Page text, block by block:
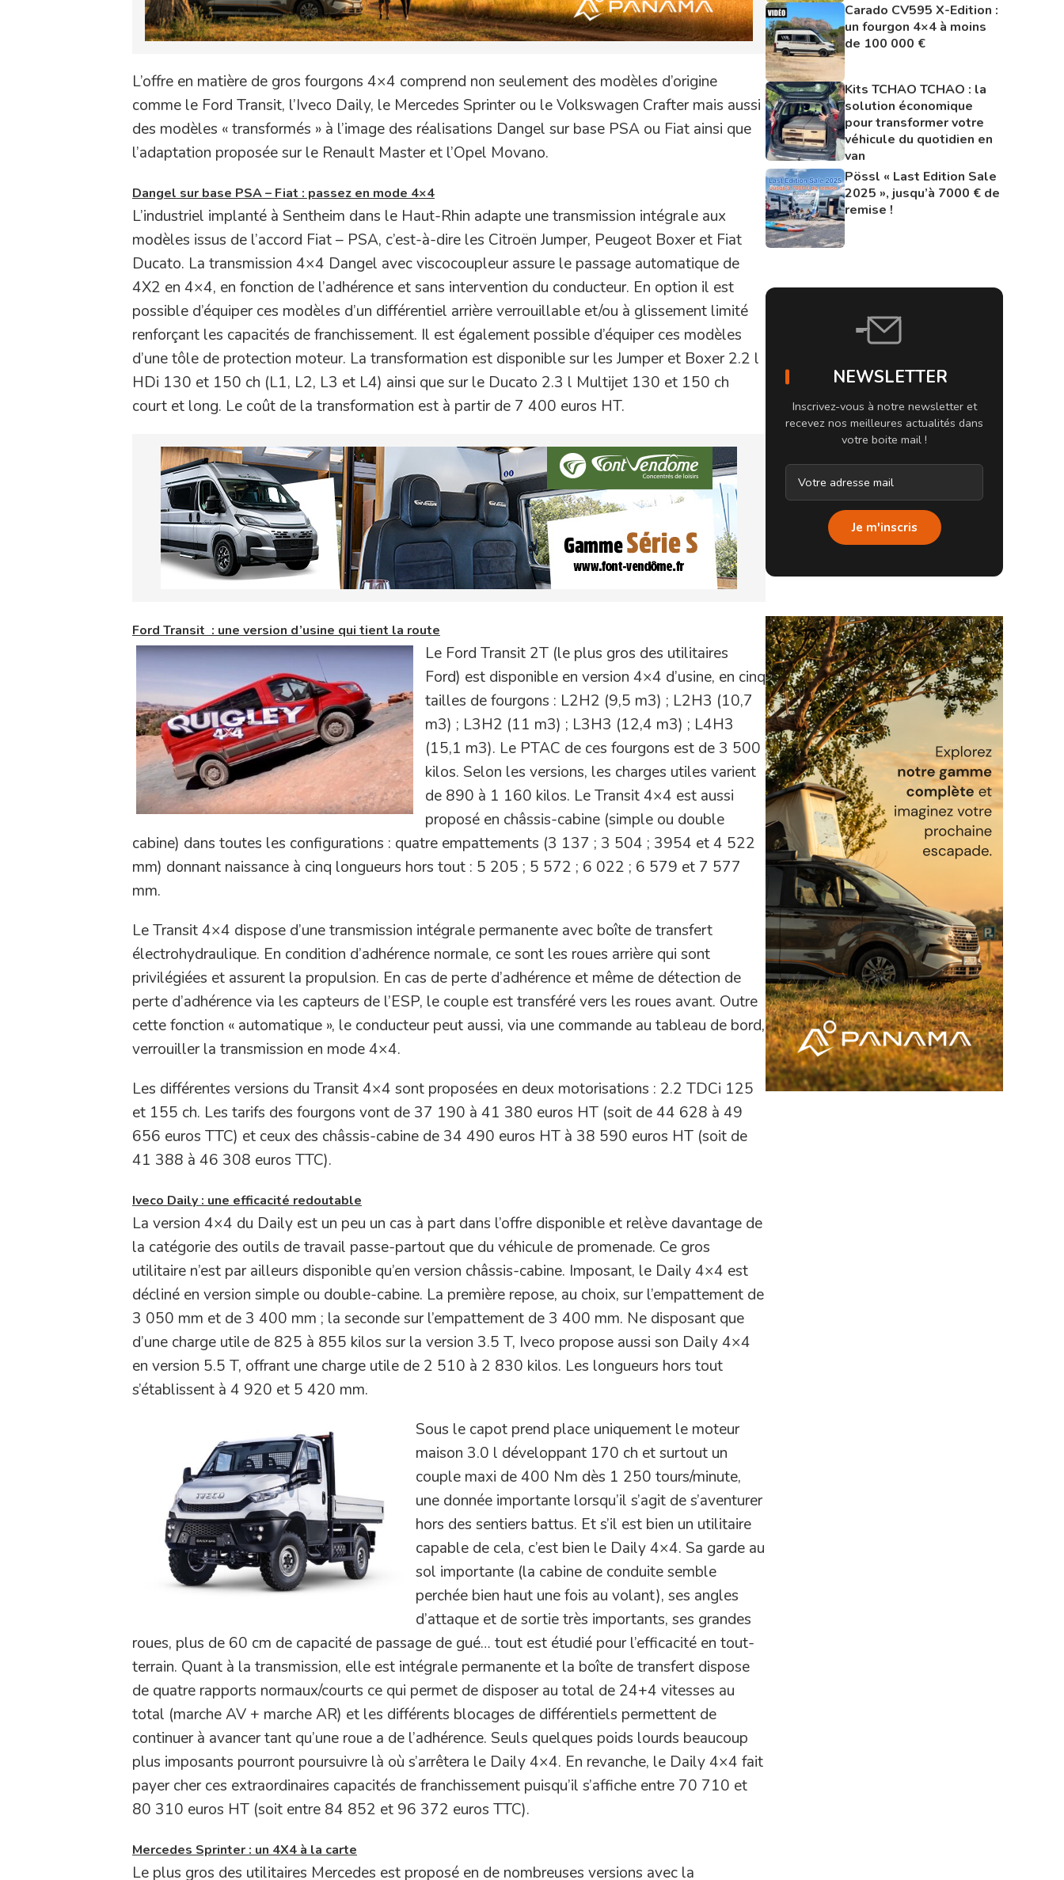
L’offre en matière de gros fourgons 4×4 comprend non seulement des modèles d’origine
comme le Ford Transit, l’Iveco Daily, le Mercedes Sprinter ou le Volkswagen Crafter mais aussi
des modèles « transformés » à l’image des réalisations Dangel sur base PSA ou Fiat ainsi que
l’adaptation proposée sur le Renault Master et l’Opel Movano.
Dangel sur base PSA – Fiat : passez en mode 4×4
L’industriel implanté à Sentheim dans le Haut-Rhin adapte une transmission intégrale aux
modèles issus de l’accord Fiat – PSA, c’est-à-dire les Citroën Jumper, Peugeot Boxer et Fiat
Ducato. La transmission 4×4 Dangel avec viscocoupleur assure le passage automatique de
4X2 en 4×4, en fonction de l’adhérence et sans intervention du conducteur. En option il est
possible d’équiper ces modèles d’un différentiel arrière verrouillable et/ou à glissement limité
renforçant les capacités de franchissement. Il est également possible d’équiper ces modèles
d’une tôle de protection moteur. La transformation est disponible sur les Jumper et Boxer 2.2 l
HDi 130 et 150 ch (L1, L2, L3 et L4) ainsi que sur le Ducato 2.3 l Multijet 130 et 150 ch
court et long. Le coût de la transformation est à partir de 7 400 euros HT.
Ford Transit : une version d’usine qui tient la route
Le Ford Transit 2T (le plus gros des utilitaires
Ford) est disponible en version 4×4 d’usine, en cinq
tailles de fourgons : L2H2 (9,5 m3) ; L2H3 (10,7
m3) ; L3H2 (11 m3) ; L3H3 (12,4 m3) ; L4H3
(15,1 m3). Le PTAC de ces fourgons est de 3 500
kilos. Selon les versions, les charges utiles varient
de 890 à 1 160 kilos. Le Transit 4×4 est aussi
proposé en châssis-cabine (simple ou double
cabine) dans toutes les configurations : quatre empattements (3 137 ; 3 504 ; 3954 et 4 522
mm) donnant naissance à cinq longueurs hors tout : 5 205 ; 5 572 ; 6 022 ; 6 579 et 7 577
mm.
Le Transit 4×4 dispose d’une transmission intégrale permanente avec boîte de transfert
électrohydraulique. En condition d’adhérence normale, ce sont les roues arrière qui sont
privilégiées et assurent la propulsion. En cas de perte d’adhérence et même de détection de
perte d’adhérence via les capteurs de l’ESP, le couple est transféré vers les roues avant. Outre
cette fonction « automatique », le conducteur peut aussi, via une commande au tableau de bord,
verrouiller la transmission en mode 4×4.
Les différentes versions du Transit 4×4 sont proposées en deux motorisations : 2.2 TDCi 125
et 155 ch. Les tarifs des fourgons vont de 37 190 à 41 380 euros HT (soit de 44 628 à 49
656 euros TTC) et ceux des châssis-cabine de 34 490 euros HT à 38 590 euros HT (soit de
41 388 à 46 308 euros TTC).
Iveco Daily : une efficacité redoutable
La version 4×4 du Daily est un peu un cas à part dans l’offre disponible et relève davantage de
la catégorie des outils de travail passe-partout que du véhicule de promenade. Ce gros
utilitaire n’est par ailleurs disponible qu’en version châssis-cabine. Imposant, le Daily 4×4 est
décliné en version simple ou double-cabine. La première repose, au choix, sur l’empattement de
3 050 mm et de 3 400 mm ; la seconde sur l’empattement de 3 400 mm. Ne disposant que
d’une charge utile de 825 à 855 kilos sur la version 3.5 T, Iveco propose aussi son Daily 4×4
en version 5.5 T, offrant une charge utile de 2 510 à 2 830 kilos. Les longueurs hors tout
s’établissent à 4 920 et 5 420 mm.
Sous le capot prend place uniquement le moteur
maison 3.0 l développant 170 ch et surtout un
couple maxi de 400 Nm dès 1 250 tours/minute,
une donnée importante lorsqu’il s’agit de s’aventurer
hors des sentiers battus. Et s’il est bien un utilitaire
capable de cela, c’est bien le Daily 4×4. Sa garde au
sol importante (la cabine de conduite semble
perchée bien haut une fois au volant), ses angles
d’attaque et de sortie très importants, ses grandes
roues, plus de 60 cm de capacité de passage de gué… tout est étudié pour l’efficacité en tout-
terrain. Quant à la transmission, elle est intégrale permanente et la boîte de transfert dispose
de quatre rapports normaux/courts ce qui permet de disposer au total de 24+4 vitesses au
total (marche AV + marche AR) et les différents blocages de différentiels permettent de
continuer à avancer tant qu’une roue a de l’adhérence. Seuls quelques poids lourds beaucoup
plus imposants pourront poursuivre là où s’arrêtera le Daily 4×4. En revanche, le Daily 4×4 fait
payer cher ces extraordinaires capacités de franchissement puisqu’il s’affiche entre 70 710 et
80 310 euros HT (soit entre 84 852 et 96 372 euros TTC).
Mercedes Sprinter : un 4X4 à la carte
Le plus gros des utilitaires Mercedes est proposé en de nombreuses versions avec la
Carado CV595 X-Edition :
un fourgon 4×4 à moins
de 100 000 €
Kits TCHAO TCHAO : la
solution économique
pour transformer votre
véhicule du quotidien en
van
Pössl « Last Edition Sale
2025 », jusqu’à 7000 € de
remise !
NEWSLETTER
Inscrivez-vous à notre newsletter et
recevez nos meilleures actualités dans
votre boite mail !
Je m'inscris